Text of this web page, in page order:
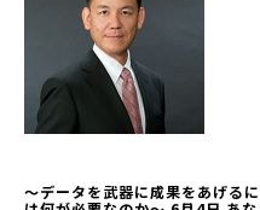
～データを武器に成果をあげるに